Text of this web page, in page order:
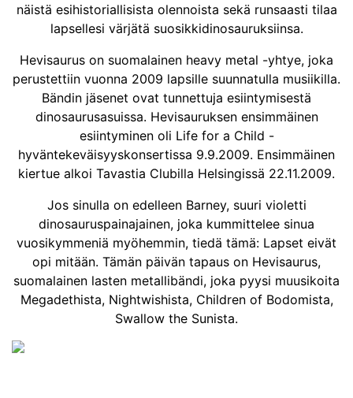
näistä esihistoriallisista olennoista sekä runsaasti tilaa
lapsellesi värjätä suosikkidinosauruksiinsa.
Hevisaurus on suomalainen heavy metal -yhtye, joka
perustettiin vuonna 2009 lapsille suunnatulla musiikilla.
Bändin jäsenet ovat tunnettuja esiintymisestä
dinosaurusasuissa. Hevisauruksen ensimmäinen
esiintyminen oli Life for a Child -
hyväntekeväisyyskonsertissa 9.9.2009. Ensimmäinen
kiertue alkoi Tavastia Clubilla Helsingissä 22.11.2009.
Jos sinulla on edelleen Barney, suuri violetti
dinosauruspainajainen, joka kummittelee sinua
vuosikymmeniä myöhemmin, tiedä tämä: Lapset eivät
opi mitään. Tämän päivän tapaus on Hevisaurus,
suomalainen lasten metallibändi, joka pyysi muusikoita
Megadethista, Nightwishista, Children of Bodomista,
Swallow the Sunista.